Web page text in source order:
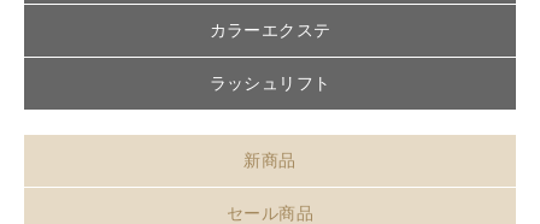
カラーエクステ
ラッシュリフト
新商品
セール商品